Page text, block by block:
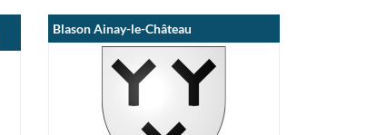
Blason Ainay-le-Château